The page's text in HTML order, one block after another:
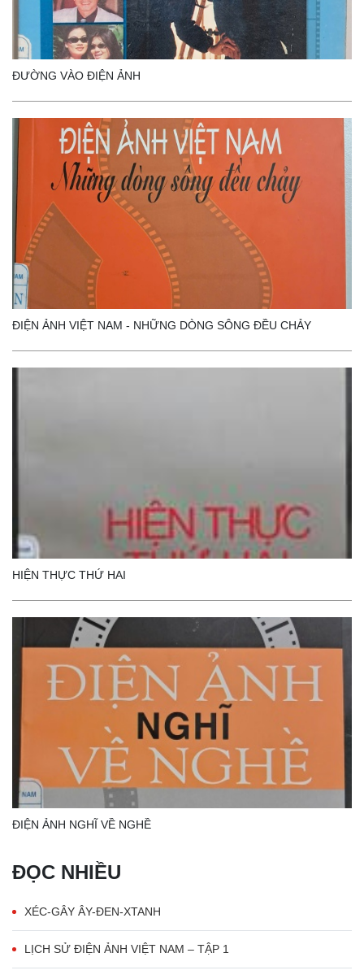
ĐƯỜNG VÀO ĐIỆN ẢNH
ĐIỆN ẢNH VIỆT NAM - NHỮNG DÒNG SÔNG ĐỀU CHẢY
HIỆN THỰC THỨ HAI
ĐIỆN ẢNH NGHĨ VỀ NGHỀ
ĐỌC NHIỀU
XÉC-GÂY ÂY-ĐEN-XTANH
LỊCH SỬ ĐIỆN ẢNH VIỆT NAM – TẬP 1